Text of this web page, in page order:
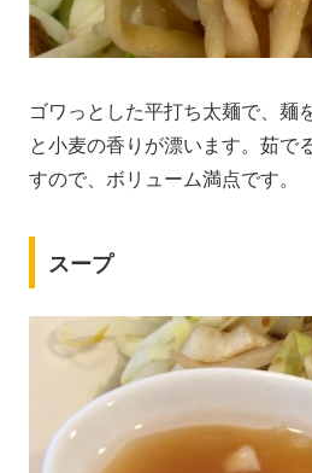
ゴワっとした平打ち太麺で、麺
と小麦の香りが漂います。茹で
すので、ボリューム満点です。
スープ